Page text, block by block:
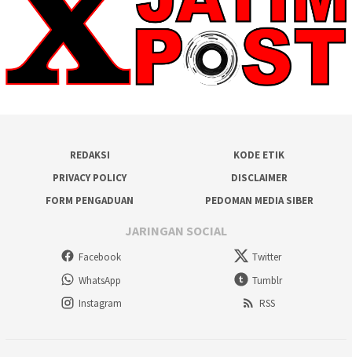
REDAKSI
KODE ETIK
PRIVACY POLICY
DISCLAIMER
FORM PENGADUAN
PEDOMAN MEDIA SIBER
JARINGAN SOCIAL
Facebook
Twitter
WhatsApp
Tumblr
Instagram
RSS